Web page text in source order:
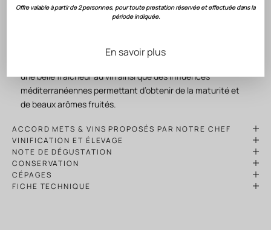
Offre valable à partir de 2 personnes, pour toute prestation réservée et effectuée dans la
période indiquée.
En savoir plus
de la France.
1130 rend hommage à la première fortification de la cité de
une belle fraîcheur au vin ainsi que des influences
méditerranéennes permettant d’obtenir de la maturité et
de beaux arômes fruités.
ACCORD METS & VINS PROPOSÉS PAR NOTRE CHEF
VINIFICATION ET ÉLEVAGE
NOTE DE DÉGUSTATION
CONSERVATION
CÉPAGES
FICHE TECHNIQUE